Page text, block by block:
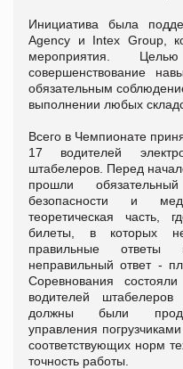
Инициатива была
Agency и Intex Group,
мероприятия.
совершенствование
обязательным
выполнении любых
Всего в Чемпионате
17 водителей
штабелеров. Перед
прошли
безопасности и
теоретическая часть,
билеты, в которых
правильные
неправильный ответ -
Соревнования
водителей
должны были
управления
соответствующих норм
точность работы.